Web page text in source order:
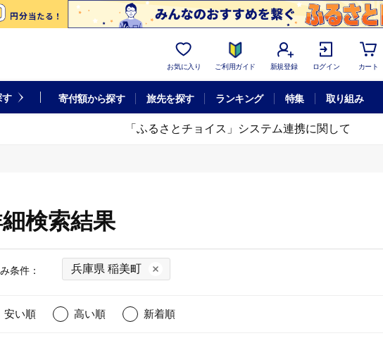
お気に入り ご利用ガイド 新規登録 ログイン カート
す 寄付額から探す 旅先を探す ランキング 特集 取り組み
「ふるさとチョイス」システム連携に関して
検索結果
条件： 兵庫県 稲美町
安い順 高い順
新着順